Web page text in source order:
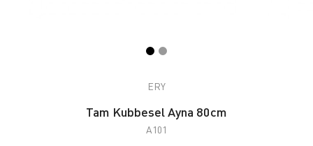
ERY
Tam Kubbesel Ayna 80cm
A101